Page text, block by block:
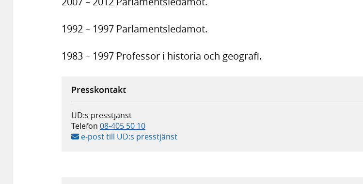
1992 – 1997 Parlamentsledamot.
1983 – 1997 Professor i historia och geografi.
Presskontakt
UD:s presstjänst
Telefon 08-405 50 10
e-post till UD:s presstjänst